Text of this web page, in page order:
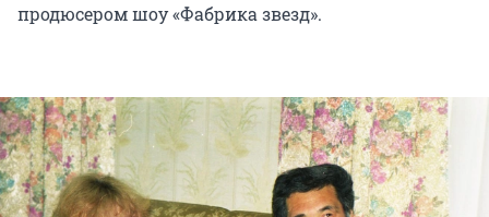
продюсером шоу «Фабрика звезд».